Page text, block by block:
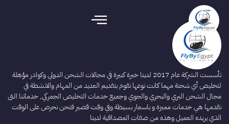
تأسست الشركة عام 2017 لدينا خبرة كبيرة في مجالات الشحن الدولي وكوادر مؤهلة
لتخليص أي شحنة مهما كانت نوعها نقوم بتقديم العديد من المهام والانشطة في
مجال الشحن البري والبحري والجوي وجميع خدمات التخليص الجمركي, خدماتنا التى
نقدمها هي خدمات مميزة و باسعار بسيطة وفي وقت قصير فنحن نحرص على الوقت
الذي يريده العميل وهذه من صفات المصداقية لدينا